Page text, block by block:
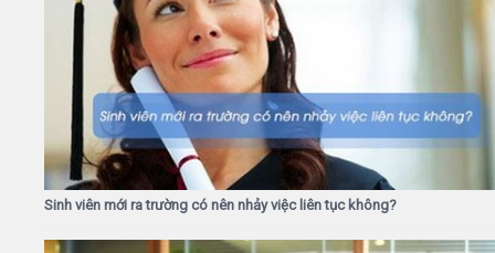
Sinh viên mới ra trường có nên nhảy việc liên tục không?